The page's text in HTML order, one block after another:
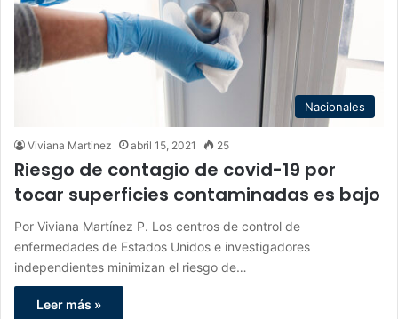
Nacionales
Viviana Martinez abril 15, 2021 25
Riesgo de contagio de covid-19 por
tocar superficies contaminadas es bajo
Por Viviana Martínez P. Los centros de control de
enfermedades de Estados Unidos e investigadores
independientes minimizan el riesgo de…
Leer más »